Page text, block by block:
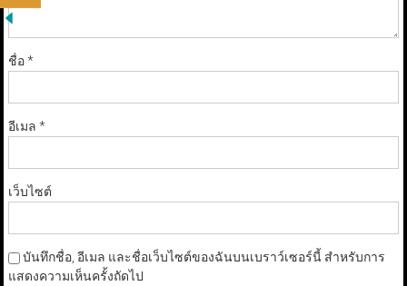
ชื่อ*
อีเมล *
เว็บไซต์
บันทึกชื่อ, อีเมล และชื่อเว็บไซต์ของฉันบนเบราว์เซอร์นี้ สำหรับการ
แสดงความเห็นครั้งถัดไป